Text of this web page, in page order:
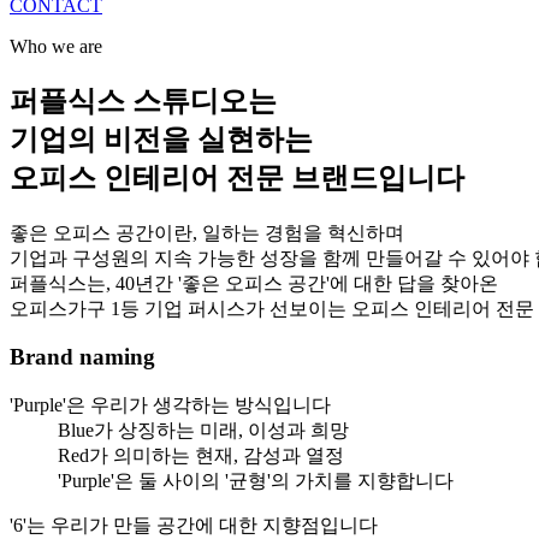
CONTACT
Who we are
퍼플식스 스튜디오는
기업의 비전을 실현하는
오피스 인테리어 전문 브랜드입니다
좋은 오피스 공간이란, 일하는 경험을 혁신하며
기업과 구성원의 지속 가능한 성장을 함께 만들어갈 수 있어야
퍼플식스는, 40년간 '좋은 오피스 공간'에 대한 답을 찾아온
오피스가구 1등 기업 퍼시스가 선보이는 오피스 인테리어 전
Brand naming
'Purple'은 우리가 생각하는 방식입니다
Blue가 상징하는 미래, 이성과 희망
Red가 의미하는 현재, 감성과 열정
'Purple'은 둘 사이의 '균형'의 가치를 지향합니다
'6'는 우리가 만들 공간에 대한 지향점입니다